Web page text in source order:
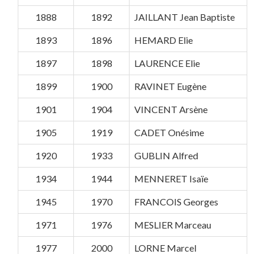
1888 1892 JAILLANT Jean Baptiste
1893 1896 HEMARD Elie
1897 1898 LAURENCE Elie
1899 1900 RAVINET Eugène
1901 1904 VINCENT Arsène
1905 1919 CADET Onésime
1920 1933 GUBLIN Alfred
1934 1944 MENNERET Isaïe
1945 1970 FRANCOIS Georges
1971 1976 MESLIER Marceau
1977 2000 LORNE Marcel